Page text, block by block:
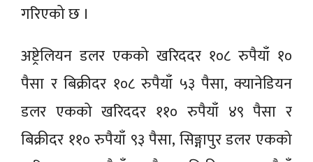
गरिएको छ ।
अष्ट्रेलियन डलर एकको खरिददर १०८ रुपैयाँ १०
पैसा र बिक्रीदर १०८ रुपैयाँ ५३ पैसा, क्यानेडियन
डलर एकको खरिददर ११० रुपैयाँ ४९ पैसा र
बिक्रीदर ११० रुपैयाँ ९३ पैसा, सिङ्गापुर डलर एकको